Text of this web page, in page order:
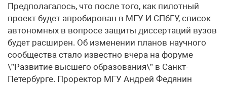
Предполагалось, что после того, как пилотный
проект будет апробирован в МГУ И СПбГУ, список
автономных в вопросе защиты диссертаций вузов
будет расширен. Об изменении планов научного
сообщества стало известно вчера на форуме
\”Развитие высшего образования\” в Санкт-
Петербурге. Проректор МГУ Андрей Федянин